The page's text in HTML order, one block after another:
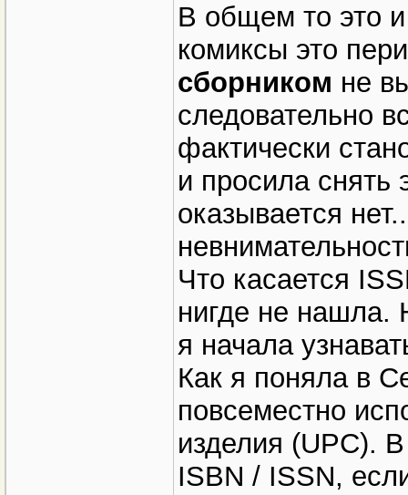
В общем то это
комиксы это
сборником не
следовательно
фактически
и просила снять
оказывается
Что касается
нигде не нашла.
я начала
Как я поняла в
повсеместно
изделия (UPC).
ISBN / ISSN,